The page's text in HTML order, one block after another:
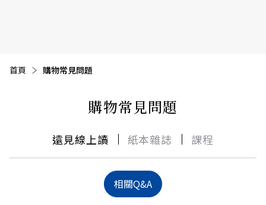
首頁 目前頁面：
購物常見問題
購物常見問題​
遠見線上讀 紙本雜誌 課程
相關Q&A